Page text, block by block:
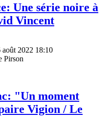
Une série noire à
Vincent
2022 18:10
Pirson
"Un moment
Vigion / Le